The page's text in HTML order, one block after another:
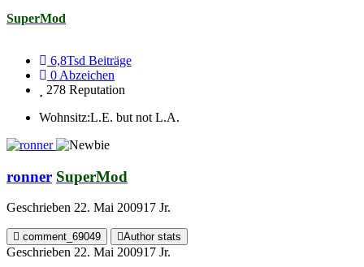
SuperMod
6,8Tsd Beiträge
0 Abzeichen
278 Reputation
Wohnsitz:L.E. but not L.A.
ronner SuperMod
Geschrieben 22. Mai 200917 Jr.
comment_69049 Author stats
Geschrieben 22. Mai 200917 Jr.